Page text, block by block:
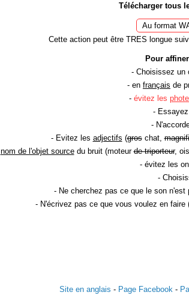
Télécharger tous
Télécharger
Cette action peut être TRES longue
Pour
- Choisissez un
- en français de
- évitez les
-
-
- Evitez les adjectifs (groschat,
nom de l'objet sourcedu bruit (moteurde triporteur,
- évitez les
-
- Ne cherchez pas ce que le son n'est
- N'écrivez pas ce que vous voulez en faire
Site en anglais - Page Facebook -